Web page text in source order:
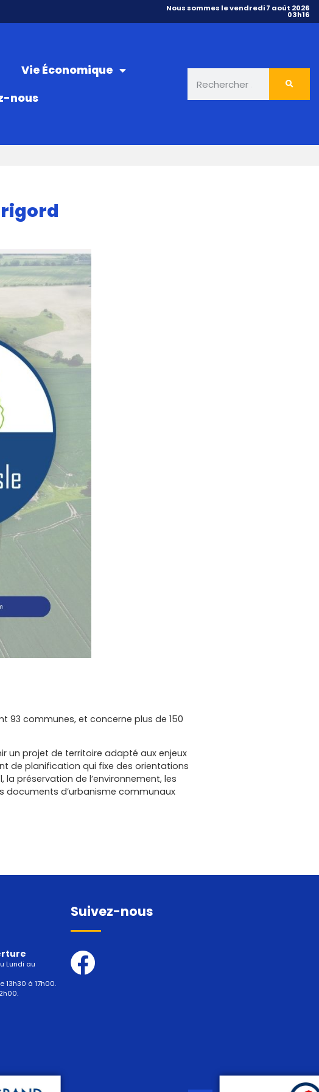
Nous sommes le vendredi 7 août 2026
03h16
Vie Économique
nous
93 communes, et concerne plus de 150
un projet de territoire adapté aux enjeux
de planification qui fixe des orientations
préservation de l’environnement, les
documents d’urbanisme communaux
Lundi au
13h30 à 17h00.
Suivez-nous